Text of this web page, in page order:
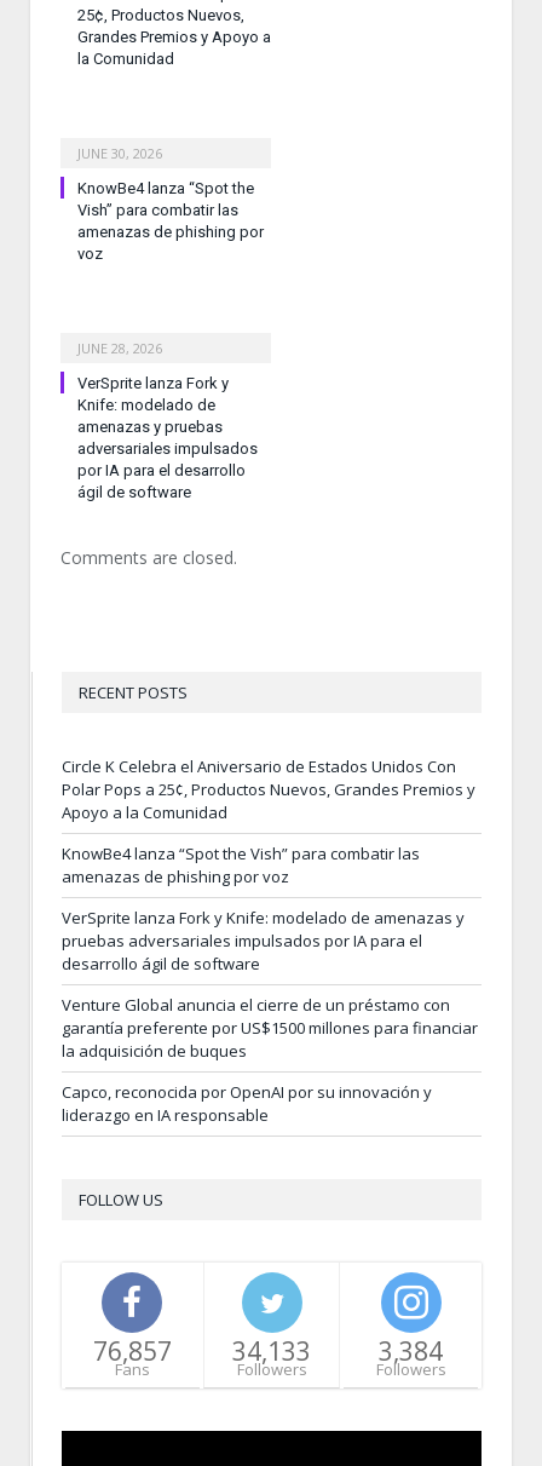
25¢, Productos Nuevos,
Grandes Premios y Apoyo a
la Comunidad
JUNE 30, 2026
KnowBe4 lanza “Spot the
Vish” para combatir las
amenazas de phishing por
voz
JUNE 28, 2026
VerSprite lanza Fork y
Knife: modelado de
amenazas y pruebas
adversariales impulsados
por IA para el desarrollo
ágil de software
Comments are closed.
RECENT POSTS
Circle K Celebra el Aniversario de Estados Unidos Con
Polar Pops a 25¢, Productos Nuevos, Grandes Premios y
Apoyo a la Comunidad
KnowBe4 lanza “Spot the Vish” para combatir las
amenazas de phishing por voz
VerSprite lanza Fork y Knife: modelado de amenazas y
pruebas adversariales impulsados por IA para el
desarrollo ágil de software
Venture Global anuncia el cierre de un préstamo con
garantía preferente por US$1500 millones para financiar
la adquisición de buques
Capco, reconocida por OpenAI por su innovación y
liderazgo en IA responsable
FOLLOW US
76,857
Fans
34,133
Followers
3,384
Followers